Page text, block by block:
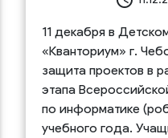
11 декабря в
«Кванториум» г.
защита проектов в
этапа
по информатике
учебного года.